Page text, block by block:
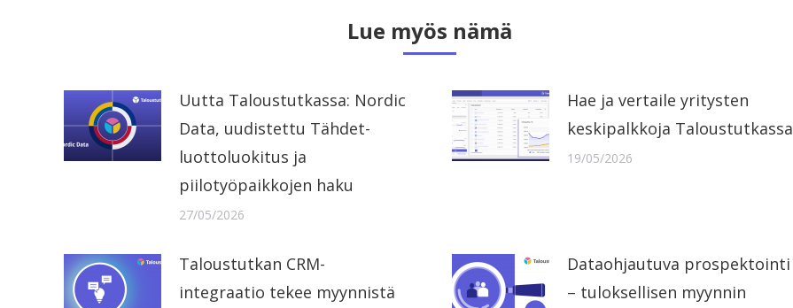
Lue myös nämä
Uutta Taloustutkassa: Nordic
Data, uudistettu Tähdet-
luottoluokitus ja
piilotyöpaikkojen haku
27/05/2026
Hae ja vertaile yritysten
keskipalkkoja Taloustutkassa
19/05/2026
Taloustutkan CRM-
integraatio tekee myynnistä
Dataohjautuva prospektointi
– tuloksellisen myynnin